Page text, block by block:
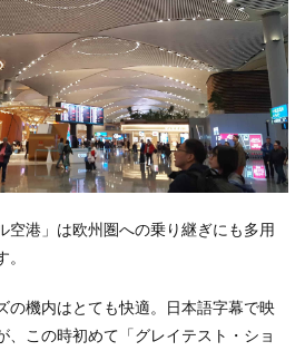
空港」は欧州圏への乗り継ぎにも多用
の機内はとても快適。日本語字幕で映
、この時初めて「グレイテスト・ショ